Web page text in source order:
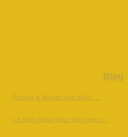
Blog
Rouge à lèvres pas cher :...
Le soin idéal pour les peaux...